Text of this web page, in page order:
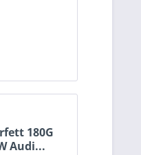
180G
Audi...